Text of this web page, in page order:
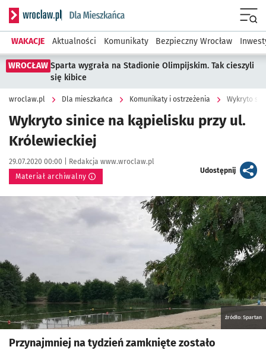
Serwis informacyjny wroclaw.pl podserwis: Dla mieszkańca
WAKACJE Aktualności Komunikaty Bezpieczny Wrocław
WROCŁAW Sparta wygrała na Stadionie Olimpijskim. Tak cieszyli
się kibice
wroclaw.pl Dla mieszkańca Komunikaty i ostrzeżenia Wykryto
Wykryto sinice na kąpielisku przy ul.
Królewieckiej
Data publikacji:
29.07.2020 00:00 | Autor:
Redakcja www.wroclaw.pl
Materiał archiwalny
Udostępnijartykuł
źródło: Spartan
Przynajmniej na tydzień zamknięte zostało